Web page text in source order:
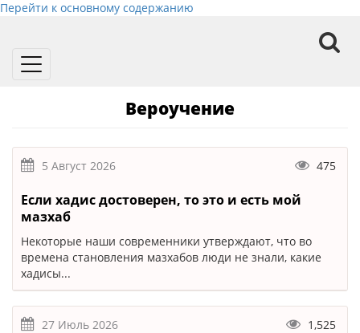
Перейти к основному содержанию
Toggle
Вероучение
5 Август 2026 475
Если хадис достоверен, то это и есть мой
мазхаб
Некоторые наши современники утверждают, что во
времена становления мазхабов люди не знали, какие
хадисы...
27 Июль 2026 1,525